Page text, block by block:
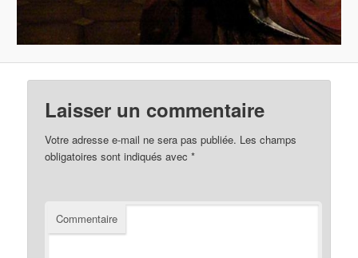
Laisser un commentaire
Votre adresse e-mail ne sera pas publiée. Les champs
obligatoires sont indiqués avec*
Commentaire